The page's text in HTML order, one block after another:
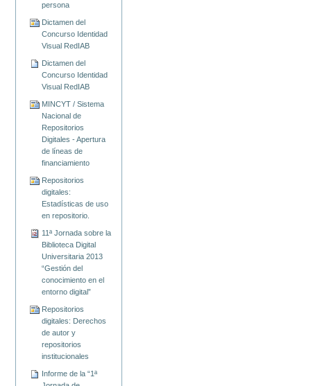
Dictamen del
Concurso Identidad
Visual RedIAB
Dictamen del
Concurso Identidad
Visual RedIAB
MINCYT / Sistema
Nacional de
Repositorios
Digitales - Apertura
de líneas de
financiamiento
Repositorios
digitales:
Estadísticas de uso
en repositorio.
11ª Jornada sobre la
Biblioteca Digital
Universitaria 2013
“Gestión del
conocimiento en el
entorno digital”
Repositorios
digitales: Derechos
de autor y
repositorios
institucionales
Informe de la “1ª